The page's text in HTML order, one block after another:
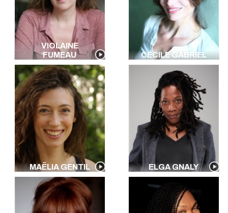
VIOLAINE
FUMEAU
CÉCILE GABRIEL
MAËLIA GENTIL ELGA GNALY